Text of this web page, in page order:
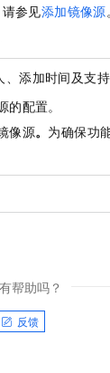
参见添加镜像源。
添加时间及支
配置。
像源。 为确保功
帮助吗？
反馈